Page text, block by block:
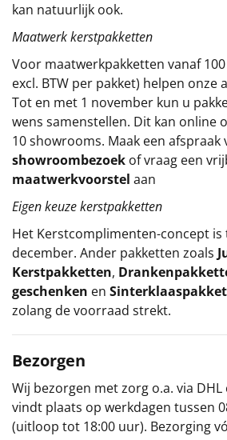
kan natuurlijk ook.
Maatwerk kerstpakketten
Voor maatwerkpakketten vanaf
excl. BTW per pakket) helpen onze
Tot en met 1 november kun u
wens samenstellen. Dit kan online
10 showrooms. Maak een afspraak
showroombezoek of vraag een
maatwerkvoorstel aan
Eigen keuze kerstpakketten
Het Kerstcomplimenten-concept is
december. Ander pakketten zoals
Kerstpakketten,
geschenken en
zolang de voorraad strekt.
Bezorgen
Wij bezorgen met zorg o.a. via DHL
vindt plaats op werkdagen tussen
(uitloop tot 18:00 uur). Bezorging